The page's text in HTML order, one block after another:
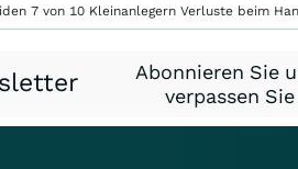
7 von 10 Kleinanlegern Verluste beim
Abonnieren Sie
verpassen